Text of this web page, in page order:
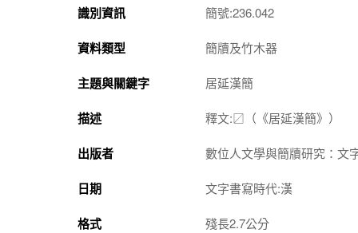
識別資訊 簡號:236.042
資料類型 簡牘及竹木器
主題與關鍵字 居延漢簡
描述 釋文:〼（《居延漢簡》）
出版者 數位人文學與簡牘研究：文
日期 文字書寫時代:漢
格式 殘長2.7公分